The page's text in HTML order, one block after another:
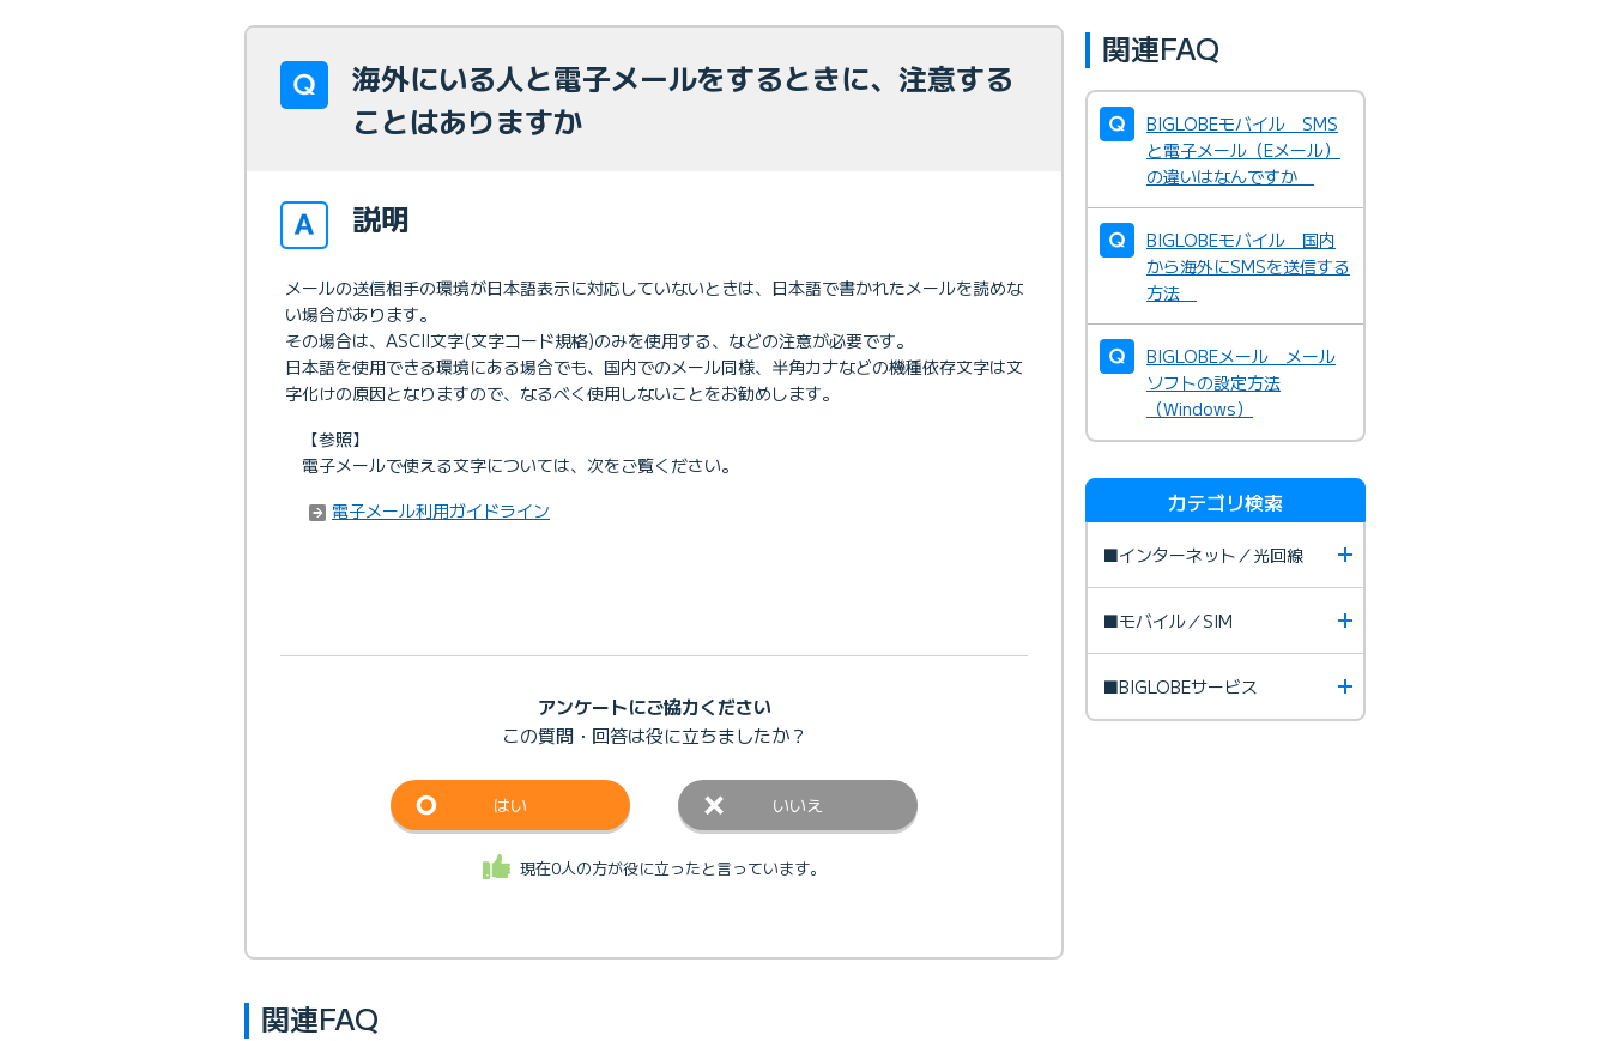
海外にいる人と電子メールをするときに、注意する
ことはありますか
説明
メールの送信相手の環境が日本語表示に対応していないときは、日本語で書かれたメールを読めな
い場合があります。
その場合は、ASCII文字(文字コード規格)のみを使用する、などの注意が必要です。
日本語を使用できる環境にある場合でも、国内でのメール同様、半角カナなどの機種依存文字は文
字化けの原因となりますので、なるべく使用しないことをお勧めします。
【参照】
電子メールで使える文字については、次をご覧ください。
電子メール利用ガイドライン
アンケートにご協力ください
この質問・回答は役に立ちましたか？
はい いいえ
現在0人の方が役に立ったと言っています。
関連FAQ
関連FAQ
BIGLOBEモバイル SMS
と電子メール（Eメール）
の違いはなんですか
BIGLOBEモバイル 国内
から海外にSMSを送信する
方法
BIGLOBEメール メール
ソフトの設定方法
（Windows）
カテゴリ検索
■インターネット／光回線
■モバイル／SIM
■BIGLOBEサービス